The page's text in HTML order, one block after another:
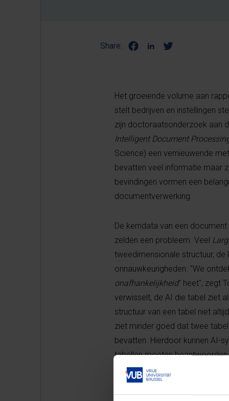
Share:
Het groeiende volume aan
stelt bedrijven en instellingen
zijn doctoraatsonderzoek aan
Intelligent Document
Science) een vernieuwende
bevatten veel informatie maar
bevindingen vormen een
documentverwerking.
De kerndata van een
zelden een probleem. Veel
tweedimensionale structuur,
onnauwkeurigheden. "We
onafhankelijkheid” heet", zegt
verwisselt, de AI die tabel ziet
structuur van een tabel niet
ziet minder goed dat twee
bevatten. Hierdoor kunnen AI-
tabellen moeten
Tchuitcheu introduceerde